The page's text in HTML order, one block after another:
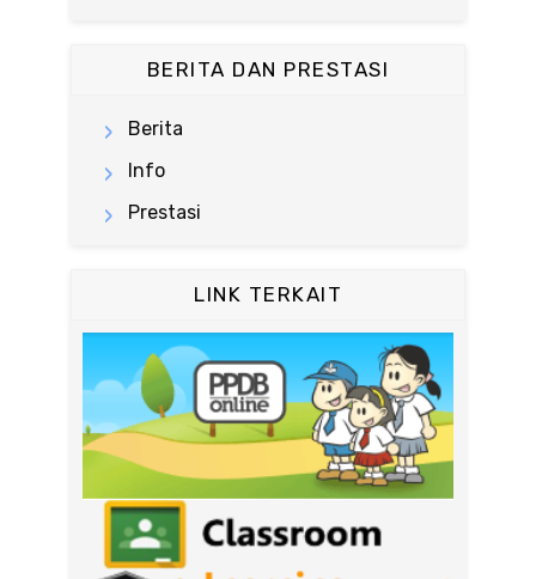
BERITA DAN PRESTASI
Berita
Info
Prestasi
LINK TERKAIT